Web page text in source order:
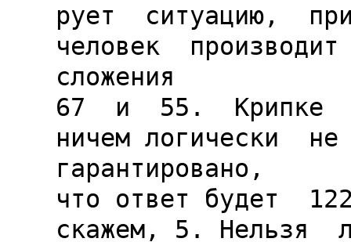
рует  ситуацию,
человек
сложения
67  и  55.  Крипке
ничем логически  не
гарантировано,
что ответ будет
скажем, 5. Нельзя